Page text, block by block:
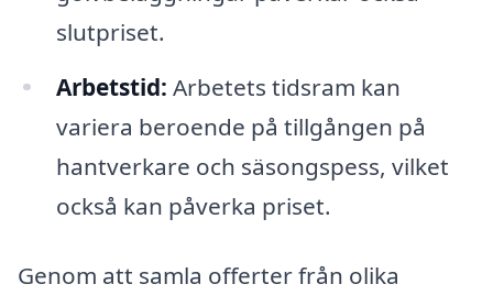
slutpriset.
Arbetstid: Arbetets tidsram kan
variera beroende på tillgången på
hantverkare och säsongspess, vilket
också kan påverka priset.
Genom att samla offerter från olika